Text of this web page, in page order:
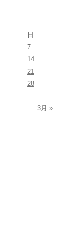
日
3月 »
7
14
21
28